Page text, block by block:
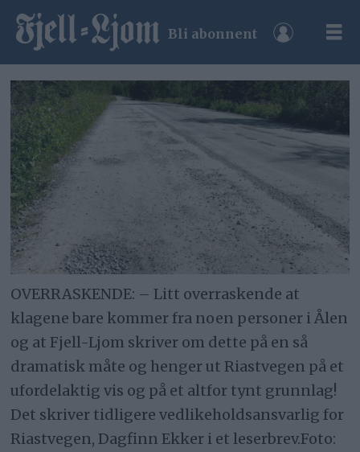
Bli abonnent
OVERRASKENDE: – Litt overraskende at
klagene bare kommer fra noen personer i Ålen
og at Fjell-Ljom skriver om dette på en så
dramatisk måte og henger ut Riastvegen på et
ufordelaktig vis og på et altfor tynt grunnlag!
Det skriver tidligere vedlikeholdsansvarlig for
Riastvegen, Dagfinn Ekker i et leserbrev.Foto: